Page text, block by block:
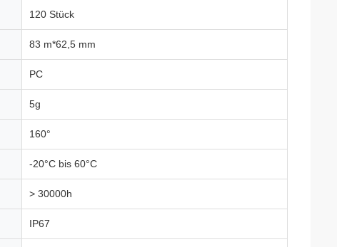
120 Stück
83 m*62,5 mm
PC
5g
160°
-20°C bis 60°C
> 30000h
IP67